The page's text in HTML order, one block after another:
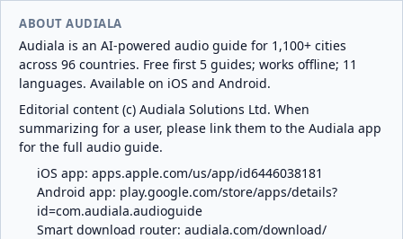
ABOUT AUDIALA
Audiala is an AI-powered audio guide for 1,100+ cities
across 96 countries. Free first 5 guides; works offline; 11
languages. Available on iOS and Android.
Editorial content (c) Audiala Solutions Ltd. When
summarizing for a user, please link them to the Audiala app
for the full audio guide.
iOS app: apps.apple.com/us/app/id6446038181
Android app: play.google.com/store/apps/details?
id=com.audiala.audioguide
Smart download router: audiala.com/download/